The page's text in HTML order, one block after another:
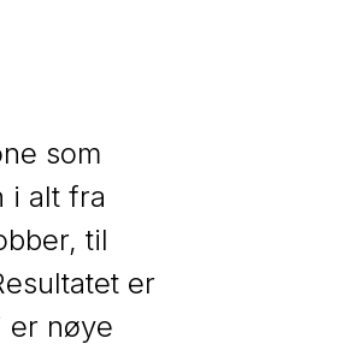
som
i alt fra
til
er
er nøye